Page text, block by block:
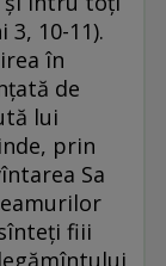
3, 10-11).
în
de
lui
prin
Sa
fiii